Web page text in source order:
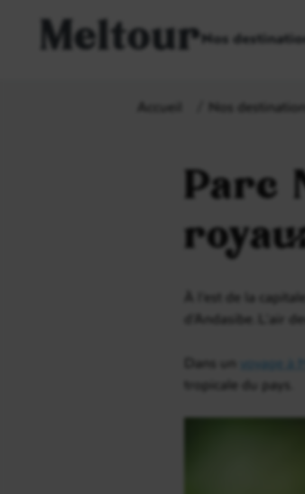
MeltourNos
Accueil Nos destinations
Parc
À l’est de la
d’Andasibe.
Dans un voyage à
tropicale du pays.